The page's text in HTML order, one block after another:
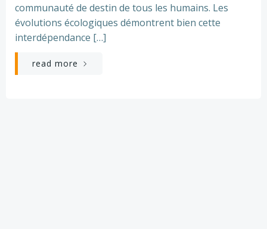
communauté de destin de tous les humains. Les
évolutions écologiques démontrent bien cette
interdépendance […]
read more